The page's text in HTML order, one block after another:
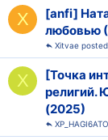
X
[anfi]
любовью
Xitvae
X
[Точка
религий.
(2025)